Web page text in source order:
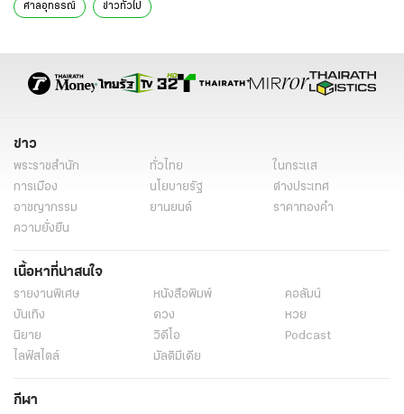
ศาลอุทธรณ์ ข่าวทั่วไป
ข่าว
พระราชสำนัก ทั่วไทย
ในกระแส
การเมือง
นโยบายรัฐ
ต่างประเทศ
อาชญากรรม
ยานยนต์
ราคาทองคำ
ความยั่งยืน
เนื้อหาที่น่าสนใจ
รายงานพิเศษ หนังสือพิมพ์
คอลัมน์
บันเทิง
ดวง
หวย
นิยาย
วิดีโอ
Podcast
ไลฟ์สไตล์
มัลติมีเดีย
กีฬา